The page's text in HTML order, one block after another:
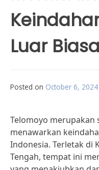
Luar Biasa
Posted on October 6, 2024
Telomoyo merupakan
menawarkan
Indonesia. Terletak di
Tengah, tempat ini